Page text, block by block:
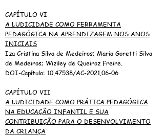
CAPÍTULO VI
A LUDICIDADE COMO FERRAMENTA
PEDAGÓGICA NA APRENDIZAGEM NOS ANOS
INICIAIS
Iza Cristina Silva de Medeiros; Maria Goretti Silva
de Medeiros; Wiziley de Queiroz Freire.
DOI-Capítulo: 10.47538/AC-2021.06-06
CAPÍTULO VII
A LUDICIDADE COMO PRÁTICA PEDAGÓGICA
NA EDUCAÇÃO INFANTIL E SUA
CONTRIBUIÇÃO PARA O DESENVOLVIMENTO
DA CRIANÇA